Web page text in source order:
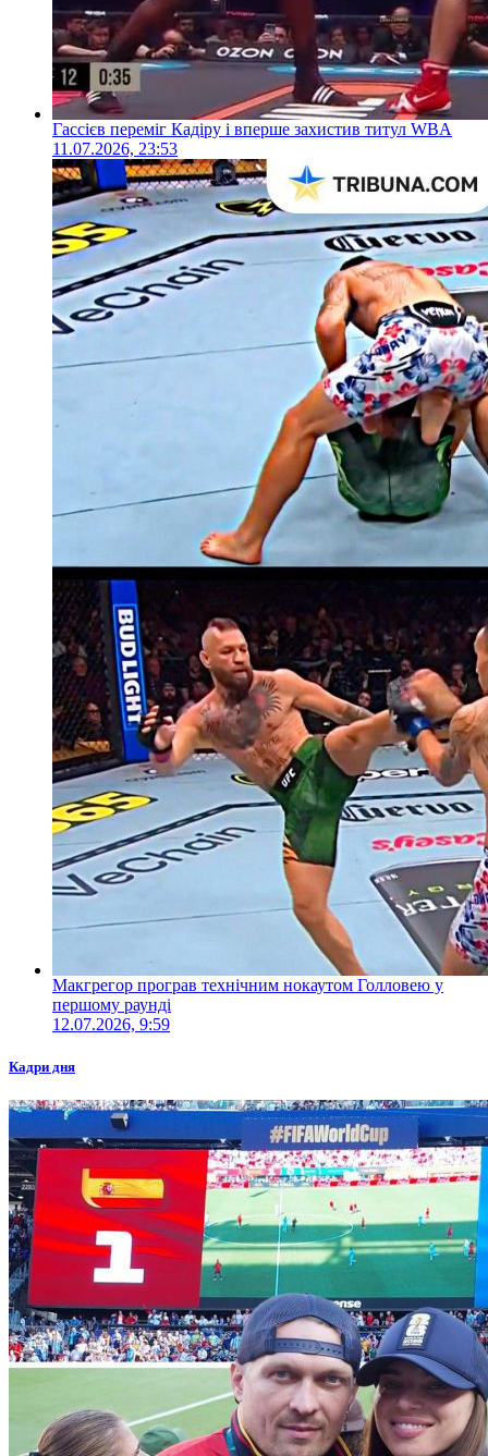
Гассієв переміг Кадіру і вперше захистив титул WBA
11.07.2026, 23:53
Макгрегор програв технічним нокаутом Голловею у
першому раунді
12.07.2026, 9:59
Кадри дня